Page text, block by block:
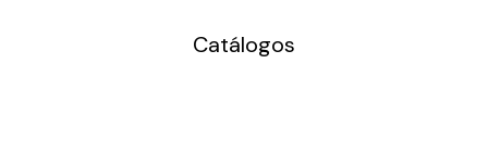
Catálogos